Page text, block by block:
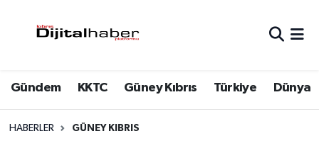
Gündem KKTC Güney Kıbrıs Türkiye Dünya
HABERLER GÜNEY KIBRIS
Trafik Durumu
Süper Lig Puan Durumu ve Fikstür